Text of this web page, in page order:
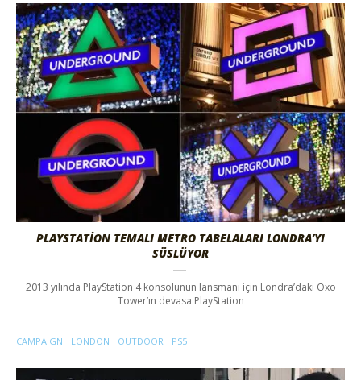
PLAYSTATION TEMALI METRO TABELALARI LONDRA’YI
SÜSLÜYOR
2013 yılında PlayStation 4 konsolunun lansmanı için Londra’daki Oxo
Tower’ın devasa PlayStation
CAMPAIGN LONDON OUTDOOR PS5